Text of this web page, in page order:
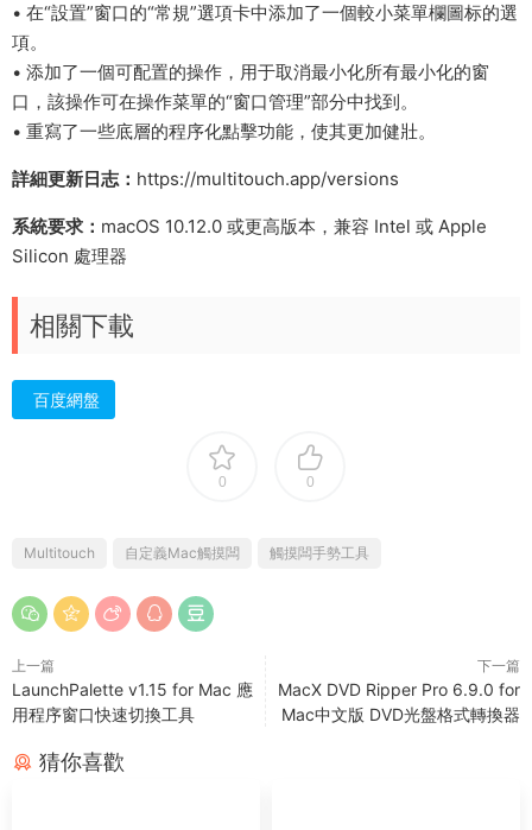
• 在“設置”窗口的“常規”選項卡中添加了一個較小菜單欄圖标的選
項。
• 添加了一個可配置的操作，用于取消最小化所有最小化的窗
口，該操作可在操作菜單的“窗口管理”部分中找到。
• 重寫了一些底層的程序化點擊功能，使其更加健壯。
詳細更新日志： https://multitouch.app/versions
系統要求： macOS 10.12.0 或更高版本，兼容 Intel 或 Apple
Silicon 處理器
相關下載
百度網盤
0 0
Multitouch 自定義Mac觸摸闆 觸摸闆手勢工具
上一篇
LaunchPalette v1.15 for Mac 應
用程序窗口快速切換工具
下一篇
MacX DVD Ripper Pro 6.9.0 for
Mac中文版 DVD光盤格式轉換器
猜你喜歡